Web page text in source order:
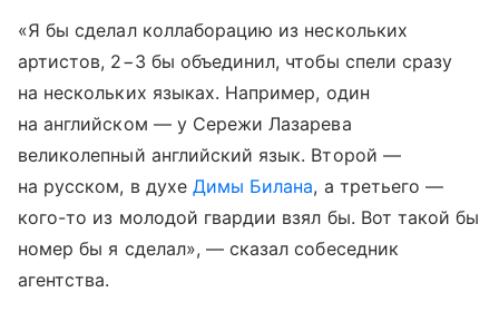
«Я бы сделал коллаборацию из нескольких
артистов, 2−3 бы объединил, чтобы спели сразу
на нескольких языках. Например, один
на английском — у Сережи Лазарева
великолепный английский язык. Второй —
на русском, в духе Димы Билана, а третьего —
кого-то из молодой гвардии взял бы. Вот такой бы
номер бы я сделал», — сказал собеседник
агентства.